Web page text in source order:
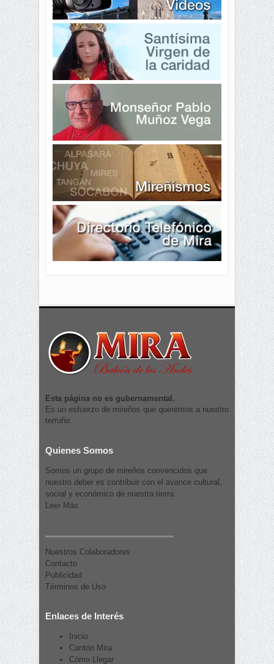
Esta página no es gubernamental.
Es un esfuerzo de mireños que queremos a nuestro
terruño.
Quienes Somos
Somos un grupo de mireños convencidos que
nuestro deber es contribuir con el avance cultural,
social y económico de nuestra tierra.
Leer Más
Nuestros Colaboradores
Contacto
Publicidad
Términos de Uso
Enlaces de Interés
Inicio
Cantón Mira
Cómo Llegar